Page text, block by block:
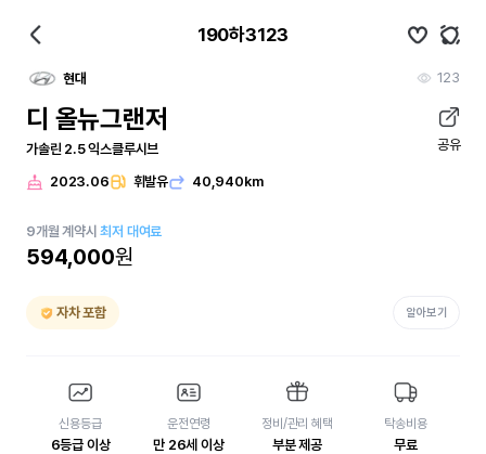
190하3123
현대 123
디 올뉴그랜저
가솔린 2.5 익스클루시브 공유
2023.06 휘발유 40,940km
9개월 계약시최저 대여료
594,000원
자차 포함 알아보기
신용등급
6등급 이상
운전연령
만 26세 이상
정비/관리 혜택
부분 제공
탁송비용
무료